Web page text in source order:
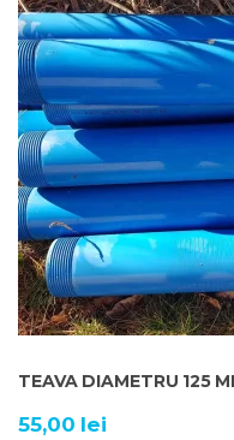
TEAVA DIAMETRU 125
55,00 lei